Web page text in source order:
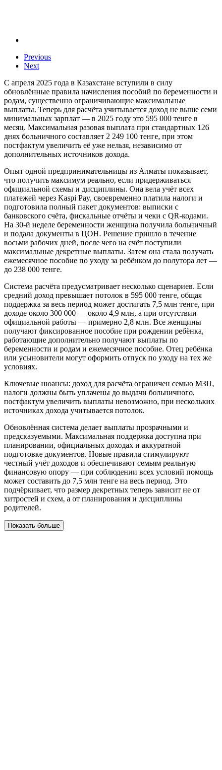
Previous
Next
С апреля 2025 года в Казахстане вступили в силу
обновлённые правила начисления пособий по беременности и
родам, существенно ограничивающие максимальные
выплаты. Теперь для расчёта учитывается доход не выше семи
минимальных зарплат — в 2025 году это 595 000 тенге в
месяц. Максимальная разовая выплата при стандартных 126
днях больничного составляет 2 249 100 тенге, при этом
постфактум увеличить её уже нельзя, независимо от
дополнительных источников дохода.
Опыт одной предпринимательницы из Алматы показывает,
что получить максимум реально, если придерживаться
официальной схемы и дисциплины. Она вела учёт всех
платежей через Kaspi Pay, своевременно платила налоги и
подготовила полный пакет документов: выписки с
банковского счёта, фискальные отчёты и чеки с QR-кодами.
На 30-й неделе беременности женщина получила больничный
и подала документы в ЦОН. Решение пришло в течение
восьми рабочих дней, после чего на счёт поступили
максимальные декретные выплаты. Затем она стала получать
ежемесячное пособие по уходу за ребёнком до полутора лет —
до 238 000 тенге.
Система расчёта предусматривает несколько сценариев. Если
средний доход превышает потолок в 595 000 тенге, общая
поддержка за весь период может достигать 7,5 млн тенге, при
доходе около 300 000 — около 4,9 млн, а при отсутствии
официальной работы — примерно 2,8 млн. Все женщины
получают фиксированное пособие при рождении ребёнка,
работающие дополнительно получают выплаты по
беременности и родам и ежемесячное пособие. Отец ребёнка
или усыновители могут оформить отпуск по уходу на тех же
условиях.
Ключевые нюансы: доход для расчёта ограничен семью МЗП,
налоги должны быть уплачены до выдачи больничного,
постфактум увеличить выплаты невозможно, при нескольких
источниках дохода учитывается потолок.
Обновлённая система делает выплаты прозрачными и
предсказуемыми. Максимальная поддержка доступна при
планировании, официальных доходах и аккуратной
подготовке документов. Новые правила стимулируют
честный учёт доходов и обеспечивают семьям реальную
финансовую опору — при соблюдении всех условий помощь
может составить до 7,5 млн тенге на весь период. Это
подчёркивает, что размер декретных теперь зависит не от
хитростей и схем, а от планирования и дисциплины
родителей.
Показать больше